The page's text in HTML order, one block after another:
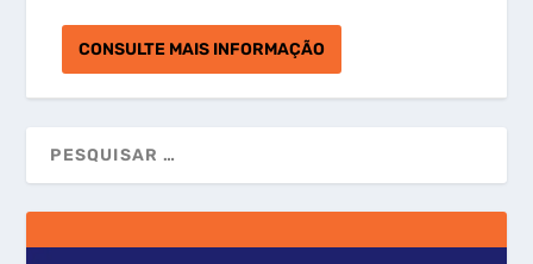
CONSULTE MAIS INFORMAÇÃO